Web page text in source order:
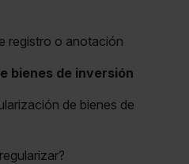
o anotación
bienes de inversión
de bienes de